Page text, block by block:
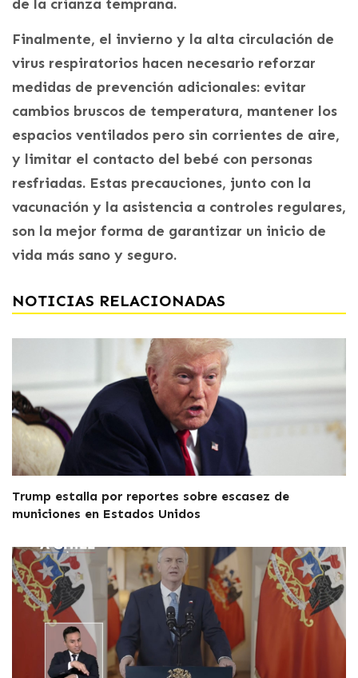
de la crianza temprana.
Finalmente, el invierno y la alta circulación de
virus respiratorios hacen necesario reforzar
medidas de prevención adicionales: evitar
cambios bruscos de temperatura, mantener los
espacios ventilados pero sin corrientes de aire,
y limitar el contacto del bebé con personas
resfriadas. Estas precauciones, junto con la
vacunación y la asistencia a controles regulares,
son la mejor forma de garantizar un inicio de
vida más sano y seguro.
NOTICIAS RELACIONADAS
Trump estalla por reportes sobre escasez de
municiones en Estados Unidos